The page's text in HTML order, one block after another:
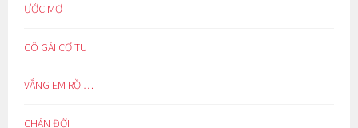
ƯỚC MƠ
CÔ GÁI CƠ TU
VẮNG EM RỒI…
CHÁN ĐỜI